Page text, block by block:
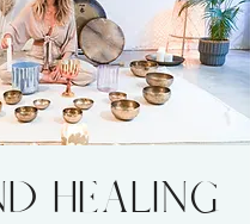
Healing